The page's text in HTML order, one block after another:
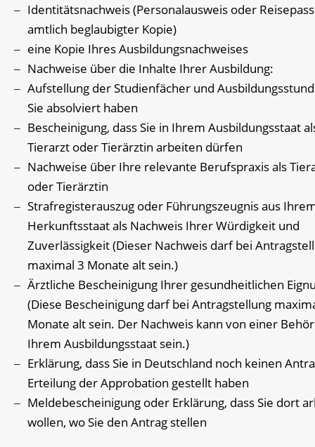
Identitätsnachweis (Personalausweis oder
amtlich beglaubigter Kopie)
eine Kopie Ihres Ausbildungsnachweises
Nachweise über die Inhalte Ihrer Ausbildung:
Aufstellung der Studienfächer und
Sie absolviert haben
Bescheinigung, dass Sie in Ihrem Ausbildungsstaat
Tierarzt oder Tierärztin arbeiten dürfen
Nachweise über Ihre relevante Berufspraxis als
oder Tierärztin
Strafregisterauszug oder Führungszeugnis aus
Herkunftsstaat als Nachweis Ihrer Würdigkeit und
Zuverlässigkeit (Dieser Nachweis darf bei
maximal 3 Monate alt sein.)
Ärztliche Bescheinigung Ihrer gesundheitlichen
(Diese Bescheinigung darf bei Antragstellung
Monate alt sein. Der Nachweis kann von einer
Ihrem Ausbildungsstaat sein.)
Erklärung, dass Sie in Deutschland noch keinen
Erteilung der Approbation gestellt haben
Meldebescheinigung oder Erklärung, dass Sie dort
wollen, wo Sie den Antrag stellen